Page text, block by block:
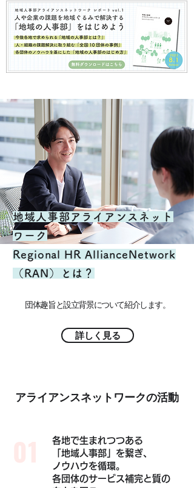
地域人事部アライアンスネット
ワーク
Regional HR AllianceNetwork
（RAN）とは？
団体趣旨と設立背景について紹介します。
詳しく見る
アライアンスネット​ワークの活動
各地で生まれつつある
「地域人事部」を繋ぎ、
ノウハウを循環。
各団体のサービス補完と質の